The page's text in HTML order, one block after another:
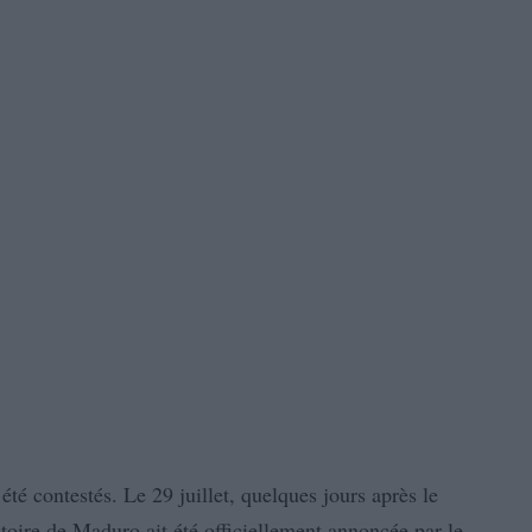
contestés. Le 29 juillet, quelques jours après le